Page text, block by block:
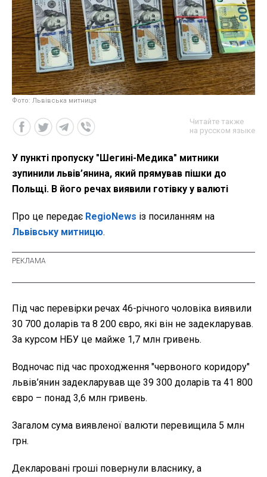
Фото: Львівська митниця
Читайте также
на русском языке
У пункті пропуску "Шегині-Медика" митники
зупинили львів’янина, який прямував пішки до
Польщі. В його речах виявили готівку у валюті
Про це передає RegioNews із посиланням на
Львівську митницю.
Під час перевірки речах 46-річного чоловіка виявили
30 700 доларів та 8 200 євро, які він не задекларував.
За курсом НБУ це майже 1,7 млн гривень.
Водночас під час проходження "червоного коридору"
львів’янин задекларував ще 39 300 доларів та 41 800
євро – понад 3,6 млн гривень.
Загалом сума виявленої валюти перевищила 5 млн
грн.
Декларовані гроші повернули власнику, а